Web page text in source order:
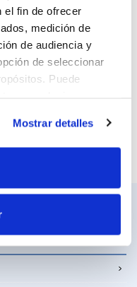
el fin de ofrecer
medición de
de audiencia y
de seleccionar
Puede
activamente
(huellas
Mostrar detalles